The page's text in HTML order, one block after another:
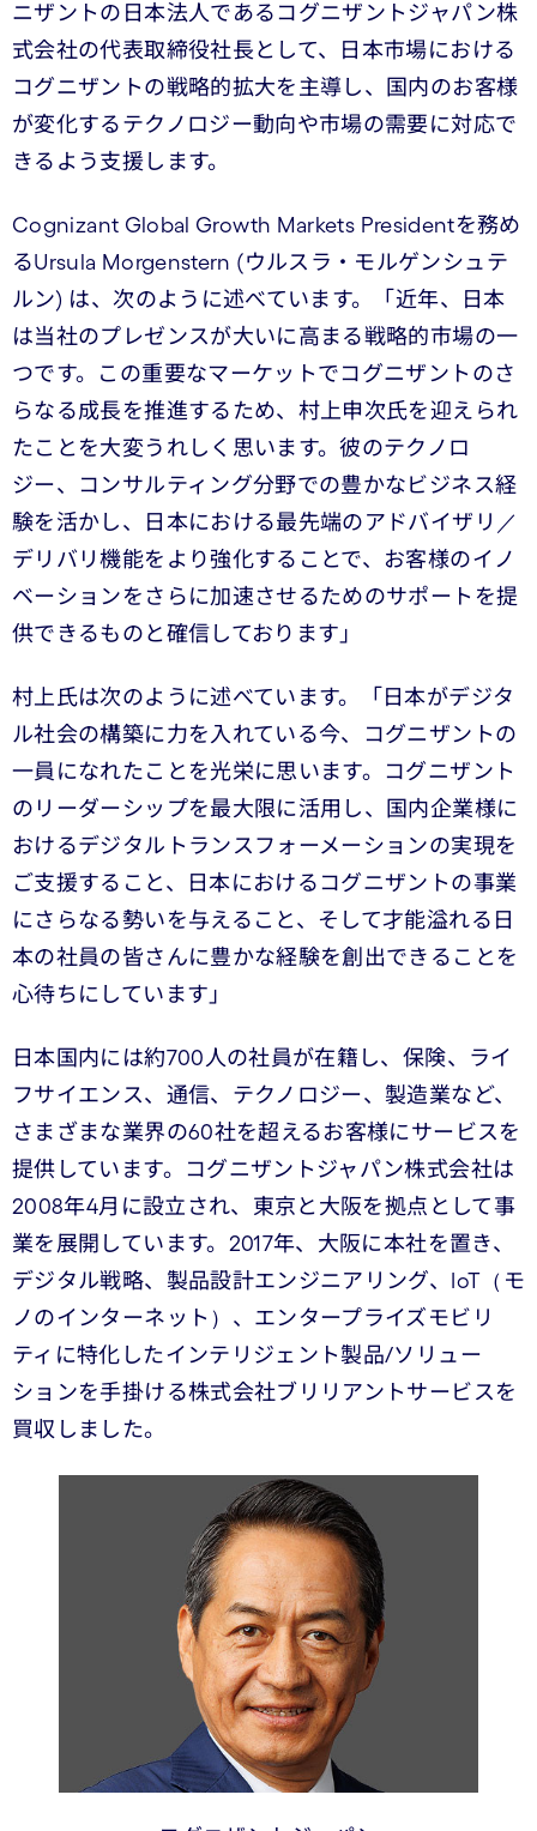
ニザントの日本法人であるコグニザントジャパン株
式会社の代表取締役社長として、日本市場における
コグニザントの戦略的拡大を主導し、国内のお客様
が変化するテクノロジー動向や市場の需要に対応で
きるよう支援します。
Cognizant Global Growth Markets Presidentを務め
るUrsula Morgenstern (ウルスラ・モルゲンシュテ
ルン) は、次のように述べています。「近年、日本
は当社のプレゼンスが大いに高まる戦略的市場の一
つです。この重要なマーケットでコグニザントのさ
らなる成長を推進するため、村上申次氏を迎えられ
たことを大変うれしく思います。彼のテクノロ
ジー、コンサルティング分野での豊かなビジネス経
験を活かし、日本における最先端のアドバイザリ／
デリバリ機能をより強化することで、お客様のイノ
ベーションをさらに加速させるためのサポートを提
供できるものと確信しております」
村上氏は次のように述べています。「日本がデジタ
ル社会の構築に力を入れている今、コグニザントの
一員になれたことを光栄に思います。コグニザント
のリーダーシップを最大限に活用し、国内企業様に
おけるデジタルトランスフォーメーションの実現を
ご支援すること、日本におけるコグニザントの事業
にさらなる勢いを与えること、そして才能溢れる日
本の社員の皆さんに豊かな経験を創出できることを
心待ちにしています」
日本国内には約700人の社員が在籍し、保険、ライ
フサイエンス、通信、テクノロジー、製造業など、
さまざまな業界の60社を超えるお客様にサービスを
提供しています。コグニザントジャパン株式会社は
2008年4月に設立され、東京と大阪を拠点として事
業を展開しています。2017年、大阪に本社を置き、
デジタル戦略、製品設計エンジニアリング、IoT（モ
ノのインターネット）、エンタープライズモビリ
ティに特化したインテリジェント製品/ソリュー
ションを手掛ける株式会社ブリリアントサービスを
買収しました。